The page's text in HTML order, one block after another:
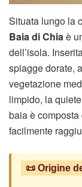
Situata lungo la
Baia di Chiaè
dell’isola.
spiagge dorate,
vegetazione
limpido, la
baia è
facilmente
📜 Origine